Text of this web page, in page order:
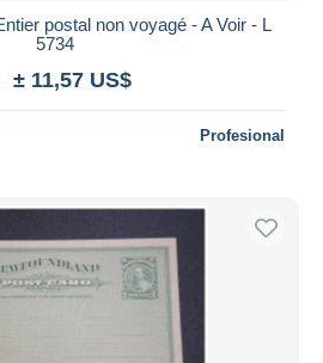
postal non voyagé - A Voir - L
5734
± 11,57 US$
Profesional